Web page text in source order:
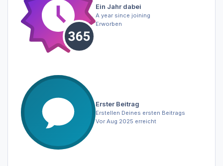
Ein Jahr dabei
A year since joining
Erworben
Erster Beitrag
Erstellen Deines ersten Beitrags
Vor Aug 2025 erreicht